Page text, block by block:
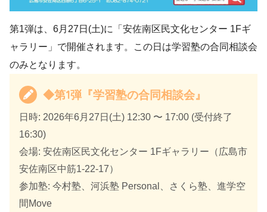
第1弾は、6月27日(土)に「安佐南区民文化センター 1Fギ
ャラリー」で開催されます。この日は学習塾の合同相談会
のみとなります。
◆第1弾『学習塾の合同相談会』
日時: 2026年6月27日(土) 12:30 〜 17:00 (受付終了
16:30)
会場: 安佐南区民文化センター 1Fギャラリー（広島市
安佐南区中筋1-22-17）
参加塾: 今村塾、河浜塾 Personal、さくら塾、進学空
間Move